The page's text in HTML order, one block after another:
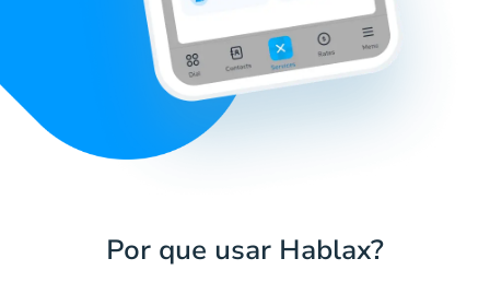
Por que usar Hablax?